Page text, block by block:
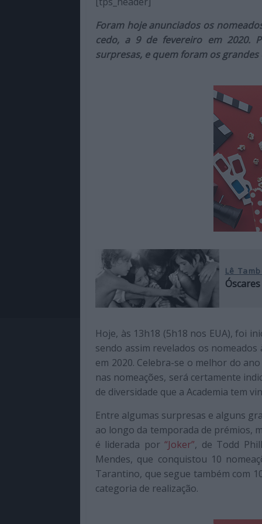
qualidade
com
enfoque
Foram hoje anunciados os
cedo, a 9 de fevereiro em 2020.
surpresas, e quem foram os
Lê
Hoje, às 13h18 (5h18 nos EUA), foi
sendo assim revelados os
em 2020. Celebra-se o melhor do
nas nomeações, será certamente
de diversidade que a Academia tem
Entre algumas surpresas e alguns
ao longo da temporada de prémios,
é liderada por“Joker”, de Todd
Mendes, que conquistou 10
Tarantino, que segue também com
categoria de realização.